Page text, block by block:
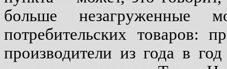
больше незагруженные
потребительских товаров:
производители из года в